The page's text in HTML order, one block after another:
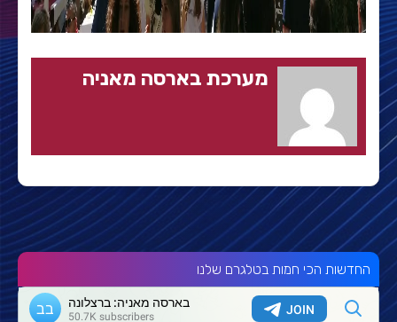
מערכת בארסה מאניה
החדשות הכי חמות בטלגרם שלנו